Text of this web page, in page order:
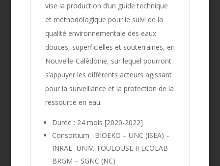
vise la production d’un guide technique
et méthodologique pour le suivi de la
qualité environnementale des eaux
douces, superficielles et souterraines, en
Nouvelle-Calédonie, sur lequel pourront
s’appuyer les différents acteurs agissant
pour la surveillance et la protection de la
ressource en eau.
Durée : 24 mois [2020-2022]
Consortium : BIOEKO – UNC (ISEA) –
INRAE- UNIV. TOULOUSE II ECOLAB-
BRGM – SGNC (NC)